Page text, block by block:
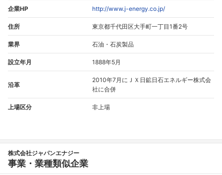
企業HP http://www.j-energy.co.jp/
住所 東京都千代田区大手町一丁目1番2号
業界 石油・石炭製品
設立年月 1888年5月
沿革
2010年7月にＪＸ日鉱日石エネルギー株式会
社に合併
上場区分 非上場
株式会社ジャパンエナジー
事業・業種類似企業